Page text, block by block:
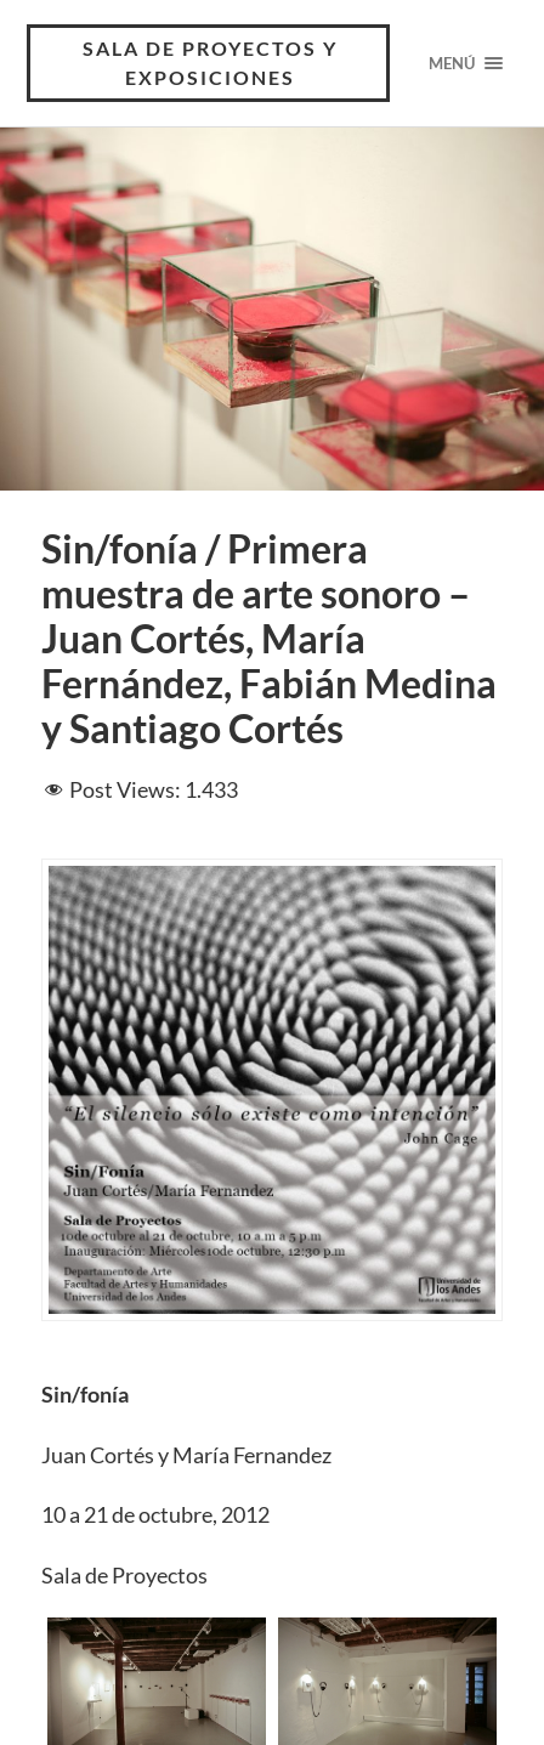
SALA DE PROYECTOS Y
EXPOSICIONES
MENÚ
Sin/fonía / Primera
muestra de arte sonoro –
Juan Cortés, María
Fernández, Fabián Medina
y Santiago Cortés
Post Views: 1.433
Sin/fonía
Juan Cortés y María Fernandez
10 a 21 de octubre, 2012
Sala de Proyectos